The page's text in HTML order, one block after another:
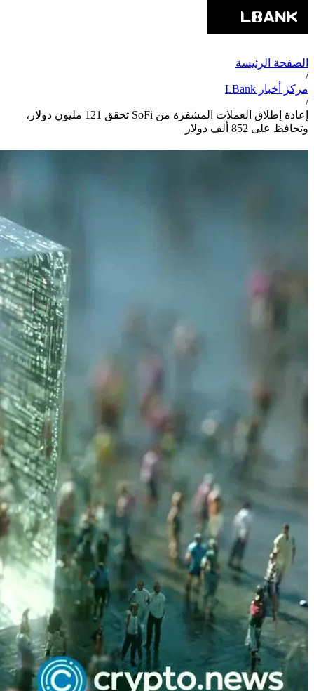
الصفحة الرئيسة
/
مركز أخبار LBank
/
إعادة إطلاق العملات المشفرة من SoFi تحقق 121 مليون دولار،
وتحافظ على 852 ألف دولار